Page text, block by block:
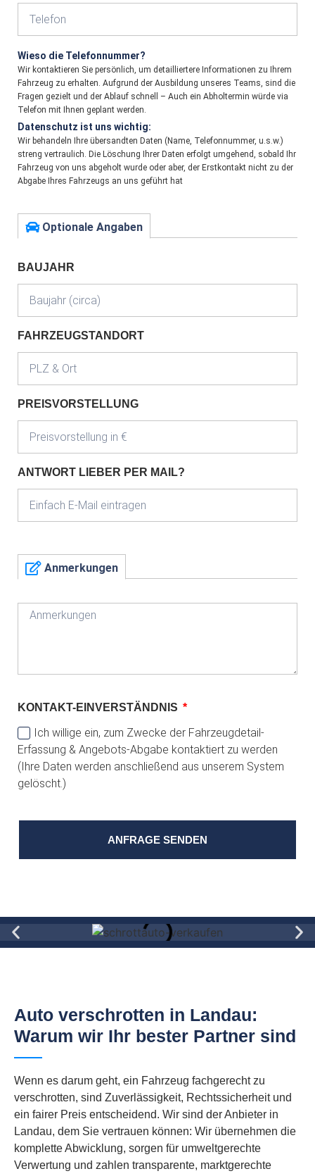
Wieso die Telefonnummer?
Wir kontaktieren Sie persönlich, um detailliertere Informationen zu Ihrem
Fahrzeug zu erhalten. Aufgrund der Ausbildung unseres Teams, sind die
Fragen gezielt und der Ablauf schnell – Auch ein Abholtermin würde via
Telefon mit Ihnen geplant werden.
Datenschutz ist uns wichtig:
Wir behandeln Ihre übersandten Daten (Name, Telefonnummer, u.s.w.)
streng vertraulich. Die Löschung Ihrer Daten erfolgt umgehend, sobald Ihr
Fahrzeug von uns abgeholt wurde oder aber, der Erstkontakt nicht zu der
Abgabe Ihres Fahrzeugs an uns geführt hat
Optionale Angaben
BAUJAHR
FAHRZEUGSTANDORT
PREISVORSTELLUNG
ANTWORT LIEBER PER MAIL?
Anmerkungen
KONTAKT-EINVERSTÄNDNIS
Ich willige ein, zum Zwecke der Fahrzeugdetail-
Erfassung & Angebots-Abgabe kontaktiert zu werden
(Ihre Daten werden anschließend aus unserem System
gelöscht.)
ANFRAGE SENDEN
Auto verschrotten in Landau:
Warum wir Ihr bester Partner sind
Wenn es darum geht, ein Fahrzeug fachgerecht zu
verschrotten, sind Zuverlässigkeit, Rechtssicherheit und
ein fairer Preis entscheidend. Wir sind der Anbieter in
Landau, dem Sie vertrauen können: Wir übernehmen die
komplette Abwicklung, sorgen für umweltgerechte
Verwertung und zahlen transparente, marktgerechte